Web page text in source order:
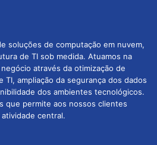
soluções de computação em nuvem,
de TI sob medida. Atuamos na
através da otimização de
ampliação da segurança dos dados
dos ambientes tecnológicos.
que permite aos nossos clientes
central.